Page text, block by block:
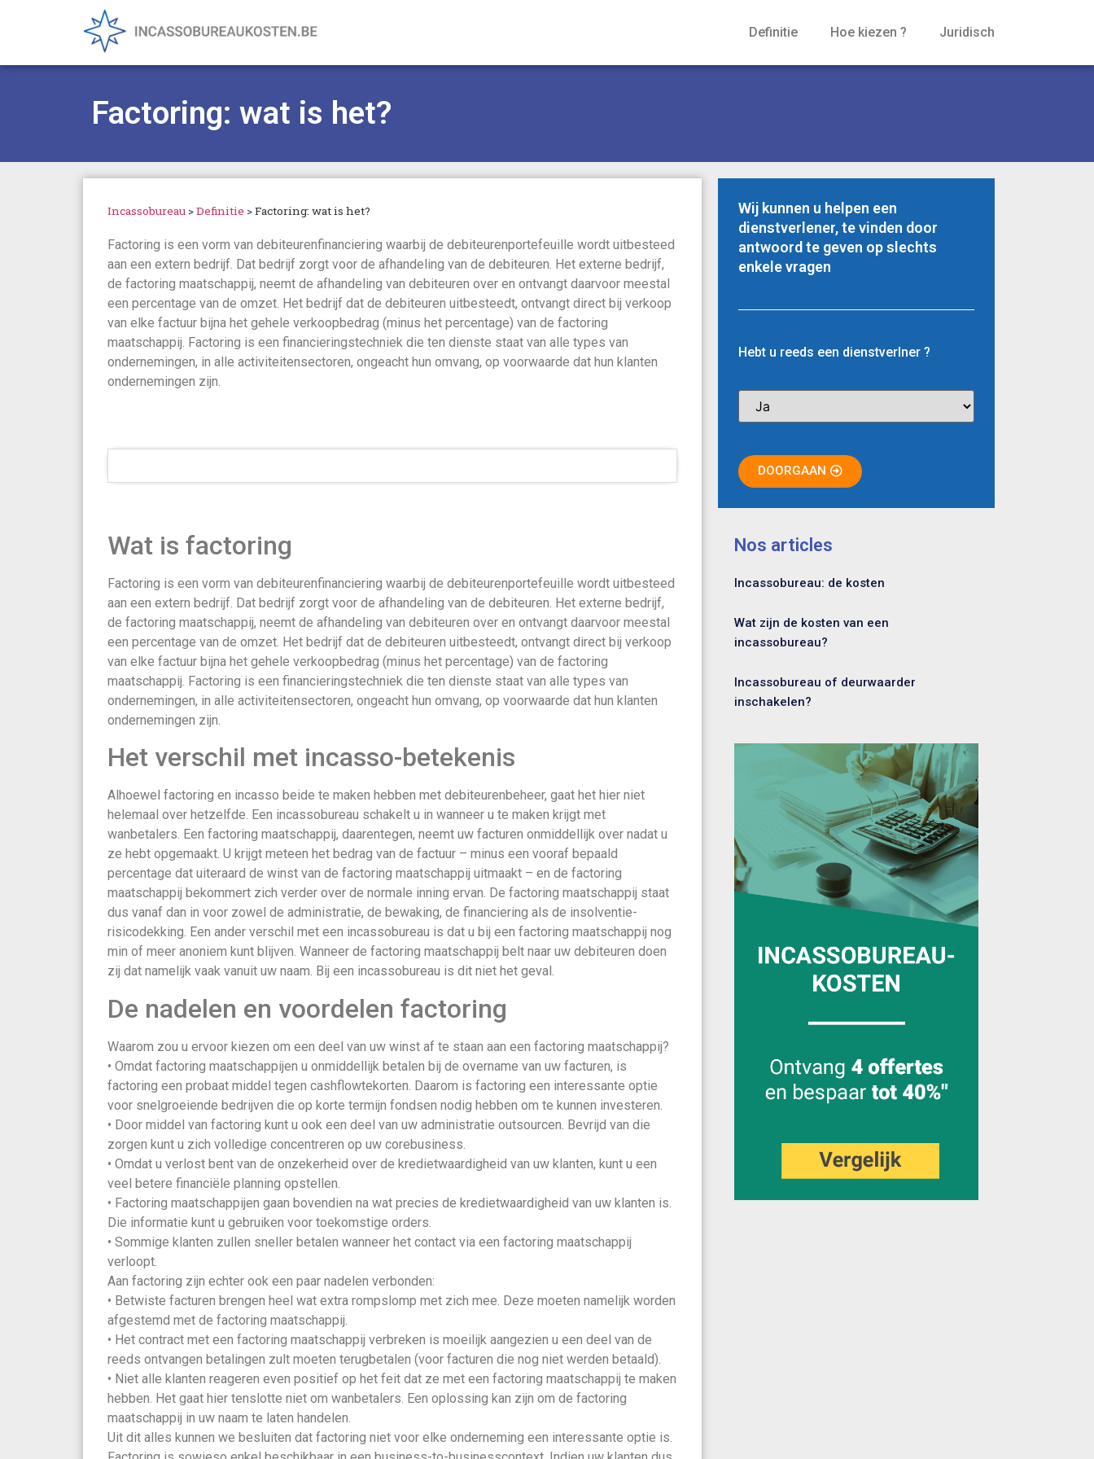
Definitie Hoe kiezen ? Juridisch
Factoring: wat is het?
Incassobureau >Definitie >Factoring: wat is het?
Factoring is een vorm van debiteurenfinanciering waarbij de debiteurenportefeuille wordt uitbesteed
aan een extern bedrijf. Dat bedrijf zorgt voor de afhandeling van de debiteuren. Het externe bedrijf,
de factoring maatschappij, neemt de afhandeling van debiteuren over en ontvangt daarvoor meestal
een percentage van de omzet. Het bedrijf dat de debiteuren uitbesteedt, ontvangt direct bij verkoop
van elke factuur bijna het gehele verkoopbedrag (minus het percentage) van de factoring
maatschappij. Factoring is een financieringstechniek die ten dienste staat van alle types van
ondernemingen, in alle activiteitensectoren, ongeacht hun omvang, op voorwaarde dat hun klanten
ondernemingen zijn.
Wat is factoring
Factoring is een vorm van debiteurenfinanciering waarbij de debiteurenportefeuille wordt uitbesteed
aan een extern bedrijf. Dat bedrijf zorgt voor de afhandeling van de debiteuren. Het externe bedrijf,
de factoring maatschappij, neemt de afhandeling van debiteuren over en ontvangt daarvoor meestal
een percentage van de omzet. Het bedrijf dat de debiteuren uitbesteedt, ontvangt direct bij verkoop
van elke factuur bijna het gehele verkoopbedrag (minus het percentage) van de factoring
maatschappij. Factoring is een financieringstechniek die ten dienste staat van alle types van
ondernemingen, in alle activiteitensectoren, ongeacht hun omvang, op voorwaarde dat hun klanten
ondernemingen zijn.
Het verschil met incasso-betekenis
Alhoewel factoring en incasso beide te maken hebben met debiteurenbeheer, gaat het hier niet
helemaal over hetzelfde. Een incassobureau schakelt u in wanneer u te maken krijgt met
wanbetalers. Een factoring maatschappij, daarentegen, neemt uw facturen onmiddellijk over nadat u
ze hebt opgemaakt. U krijgt meteen het bedrag van de factuur – minus een vooraf bepaald
percentage dat uiteraard de winst van de factoring maatschappij uitmaakt – en de factoring
maatschappij bekommert zich verder over de normale inning ervan. De factoring maatschappij staat
dus vanaf dan in voor zowel de administratie, de bewaking, de financiering als de insolventie-
risicodekking. Een ander verschil met een incassobureau is dat u bij een factoring maatschappij nog
min of meer anoniem kunt blijven. Wanneer de factoring maatschappij belt naar uw debiteuren doen
zij dat namelijk vaak vanuit uw naam. Bij een incassobureau is dit niet het geval.
De nadelen en voordelen factoring
Waarom zou u ervoor kiezen om een deel van uw winst af te staan aan een factoring maatschappij?
• Omdat factoring maatschappijen u onmiddellijk betalen bij de overname van uw facturen, is
factoring een probaat middel tegen cashflowtekorten. Daarom is factoring een interessante optie
voor snelgroeiende bedrijven die op korte termijn fondsen nodig hebben om te kunnen investeren.
• Door middel van factoring kunt u ook een deel van uw administratie outsourcen. Bevrijd van die
zorgen kunt u zich volledige concentreren op uw corebusiness.
• Omdat u verlost bent van de onzekerheid over de kredietwaardigheid van uw klanten, kunt u een
veel betere financiële planning opstellen.
• Factoring maatschappijen gaan bovendien na wat precies de kredietwaardigheid van uw klanten is.
Die informatie kunt u gebruiken voor toekomstige orders.
• Sommige klanten zullen sneller betalen wanneer het contact via een factoring maatschappij
verloopt.
Aan factoring zijn echter ook een paar nadelen verbonden:
• Betwiste facturen brengen heel wat extra rompslomp met zich mee. Deze moeten namelijk worden
afgestemd met de factoring maatschappij.
• Het contract met een factoring maatschappij verbreken is moeilijk aangezien u een deel van de
reeds ontvangen betalingen zult moeten terugbetalen (voor facturen die nog niet werden betaald).
• Niet alle klanten reageren even positief op het feit dat ze met een factoring maatschappij te maken
hebben. Het gaat hier tenslotte niet om wanbetalers. Een oplossing kan zijn om de factoring
maatschappij in uw naam te laten handelen.
Uit dit alles kunnen we besluiten dat factoring niet voor elke onderneming een interessante optie is.
Wij kunnen u helpen een
dienstverlener, te vinden door
antwoord te geven op slechts
enkele vragen
Hebt u reeds een dienstverlner ?
DOORGAAN
Nos articles
Incassobureau: de kosten
Wat zijn de kosten van een
incassobureau?
Incassobureau of deurwaarder
inschakelen?